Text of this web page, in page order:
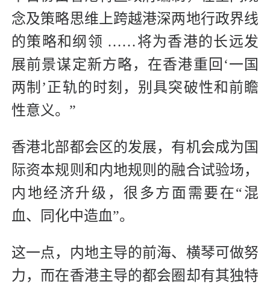
念及策略思维上跨越港深两地行政界线
的策略和纲领 ……将为香港的长远发
展前景谋定新方略，在香港重回‘一国
两制’正轨的时刻，别具突破性和前瞻
性意义。”
香港北部都会区的发展，有机会成为国
际资本规则和内地规则的融合试验场，
内地经济升级，很多方面需要在“混
血、同化中造血”。
这一点，内地主导的前海、横琴可做努
力，而在香港主导的都会圈却有其独特